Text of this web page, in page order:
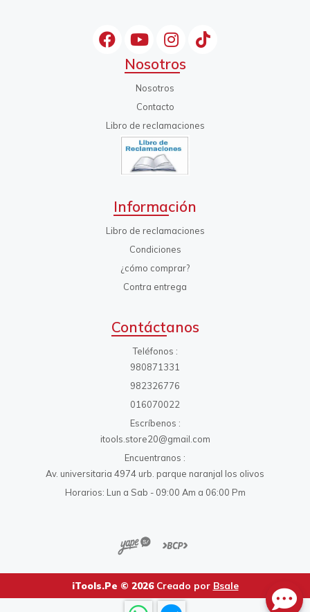
Nosotros
Nosotros
Contacto
Libro de reclamaciones
Información
Libro de reclamaciones
Condiciones
¿cómo comprar?
Contra entrega
Contáctanos
Teléfonos
980871331
982326776
016070022
Escríbenos
itools.store20@gmail.com
Encuentranos
Av. universitaria 4974 urb. parque naranjal los olivos
Horarios: Lun a Sab - 09:00 Am a 06:00 Pm
iTools.Pe © 2026Creado por Bsale